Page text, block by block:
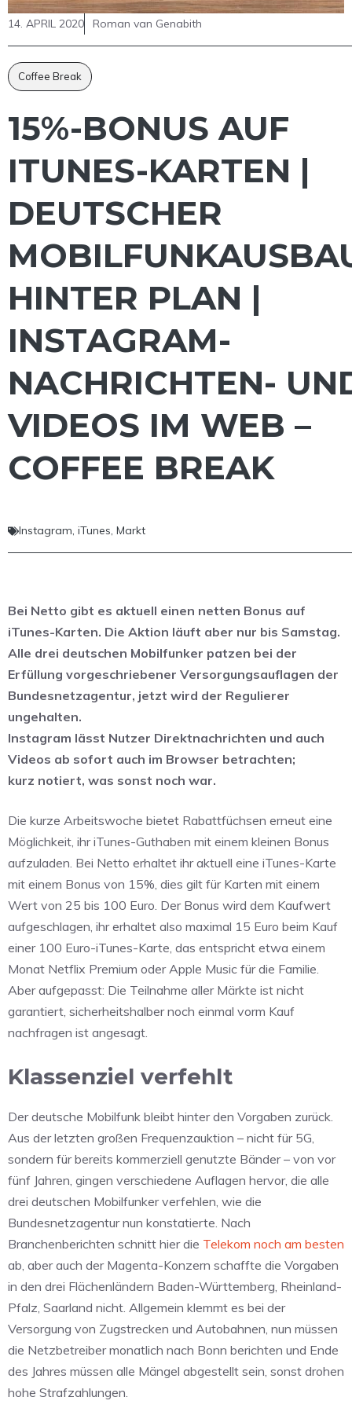
14. APRIL 2020 Roman van Genabith
Coffee Break
15%-BONUS AUF
ITUNES-KARTEN |
DEUTSCHER
HINTER PLAN |
INSTAGRAM-
NACHRICHTEN-
VIDEOS IM WEB –
COFFEE BREAK
Instagram, iTunes, Markt
Bei Netto gibt es aktuell einen netten Bonus auf
iTunes-Karten. Die Aktion läuft aber nur bis Samstag.
Alle drei deutschen Mobilfunker patzen bei der
Erfüllung vorgeschriebener Versorgungsauflagen der
Bundesnetzagentur, jetzt wird der Regulierer
ungehalten.
Instagram lässt Nutzer Direktnachrichten und auch
Videos ab sofort auch im Browser betrachten;
kurz notiert, was sonst noch war.
Die kurze Arbeitswoche bietet Rabattfüchsen erneut eine
Möglichkeit, ihr iTunes-Guthaben mit einem kleinen Bonus
aufzuladen. Bei Netto erhaltet ihr aktuell eine iTunes-Karte
mit einem Bonus von 15%, dies gilt für Karten mit einem
Wert von 25 bis 100 Euro. Der Bonus wird dem Kaufwert
aufgeschlagen, ihr erhaltet also maximal 15 Euro beim Kauf
einer 100 Euro-iTunes-Karte, das entspricht etwa einem
Monat Netflix Premium oder Apple Music für die Familie.
Aber aufgepasst: Die Teilnahme aller Märkte ist nicht
garantiert, sicherheitshalber noch einmal vorm Kauf
nachfragen ist angesagt.
Klassenziel verfehlt
Der deutsche Mobilfunk bleibt hinter den Vorgaben zurück.
Aus der letzten großen Frequenzauktion – nicht für 5G,
sondern für bereits kommerziell genutzte Bänder – von vor
fünf Jahren, gingen verschiedene Auflagen hervor, die alle
drei deutschen Mobilfunker verfehlen, wie die
Bundesnetzagentur nun konstatierte. Nach
Branchenberichten schnitt hier die Telekom noch am besten
ab, aber auch der Magenta-Konzern schaffte die Vorgaben
in den drei Flächenländern Baden-Würt­tem­berg, Rhein­land-
Pfalz, Saar­land nicht. Allgemein klemmt es bei der
Versorgung von Zugstrecken und Autobahnen, nun müssen
die Netzbetreiber monatlich nach Bonn berichten und Ende
des Jahres müssen alle Mängel abgestellt sein, sonst drohen
hohe Strafzahlungen.